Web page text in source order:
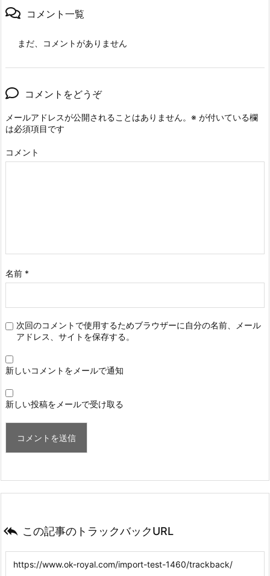
コメント一覧
まだ、コメントがありません
コメントをどうぞ
メールアドレスが公開されることはありません。 ※ が付いている欄
は必須項目です
コメント
名前 *
次回のコメントで使用するためブラウザーに自分の名前、メール
アドレス、サイトを保存する。
新しいコメントをメールで通知
新しい投稿をメールで受け取る
 この記事のトラックバックURL